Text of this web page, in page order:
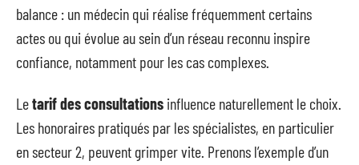
balance : un médecin qui réalise fréquemment certains
actes ou qui évolue au sein d’un réseau reconnu inspire
confiance, notamment pour les cas complexes.
Letarif des consultations influence naturellement le choix.
Les honoraires pratiqués par les spécialistes, en particulier
en secteur 2, peuvent grimper vite. Prenons l’exemple d’un